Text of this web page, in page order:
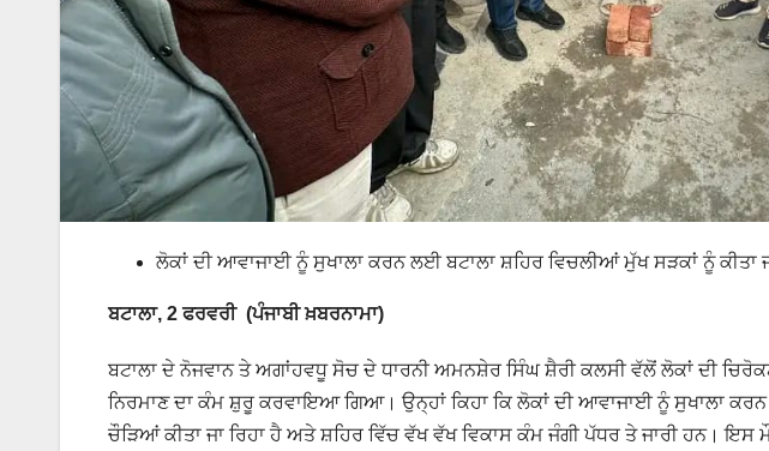
ਲੋਕਾਂ ਦੀ ਆਵਾਜਾਈ ਨੂੰ ਸੁਖਾਲਾ ਕਰਨ ਲਈ ਬਟਾਲਾ ਸ਼ਹਿਰ ਵਿਚਲੀਆਂ ਮੁੱਖ ਸੜਕਾਂ ਨੂੰ ਕੀਤਾ
ਬਟਾਲਾ, 2 ਫਰਵਰੀ (ਪੰਜਾਬੀ ਖ਼ਬਰਨਾਮਾ)
ਬਟਾਲਾ ਦੇ ਨੋਜਵਾਨ ਤੇ ਅਗਾਂਹਵਧੂ ਸੋਚ ਦੇ ਧਾਰਨੀ ਅਮਨਸ਼ੇਰ ਸਿੰਘ ਸ਼ੈਰੀ ਕਲਸੀ ਵੱਲੋਂ ਲੋਕਾਂ ਦੀ
ਨਿਰਮਾਣ ਦਾ ਕੰਮ ਸ਼ੁਰੂ ਕਰਵਾਇਆ ਗਿਆ। ਉਨ੍ਹਾਂ ਕਿਹਾ ਕਿ ਲੋਕਾਂ ਦੀ ਆਵਾਜਾਈ ਨੂੰ ਸੁਖਾਲਾ
ਚੌੜਿਆਂ ਕੀਤਾ ਜਾ ਰਿਹਾ ਹੈ ਅਤੇ ਸ਼ਹਿਰ ਵਿੱਚ ਵੱਖ ਵੱਖ ਵਿਕਾਸ ਕੰਮ ਜੰਗੀ ਪੱਧਰ ਤੇ ਜਾਰੀ ਹਨ। ਇਸ